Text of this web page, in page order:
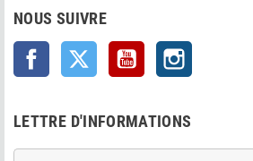
NOUS SUIVRE
Facebook Twitter YouTube
LETTRE D'INFORMATIONS